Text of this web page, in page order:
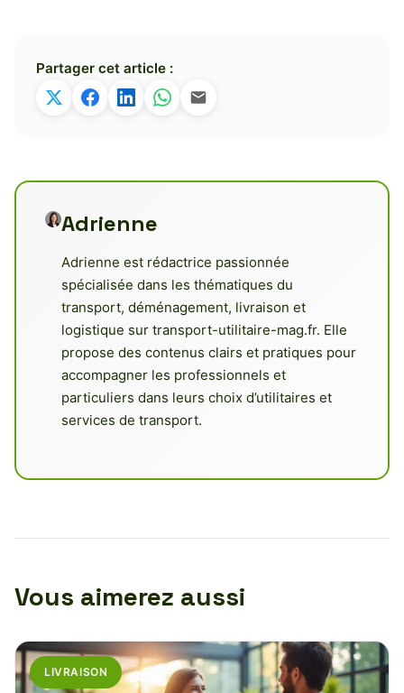
Partager cet article :
Adrienne
Adrienne est rédactrice passionnée
spécialisée dans les thématiques du
transport, déménagement, livraison et
logistique sur transport-utilitaire-mag.fr. Elle
propose des contenus clairs et pratiques pour
accompagner les professionnels et
particuliers dans leurs choix d’utilitaires et
services de transport.
Vous aimerez aussi
LIVRAISON